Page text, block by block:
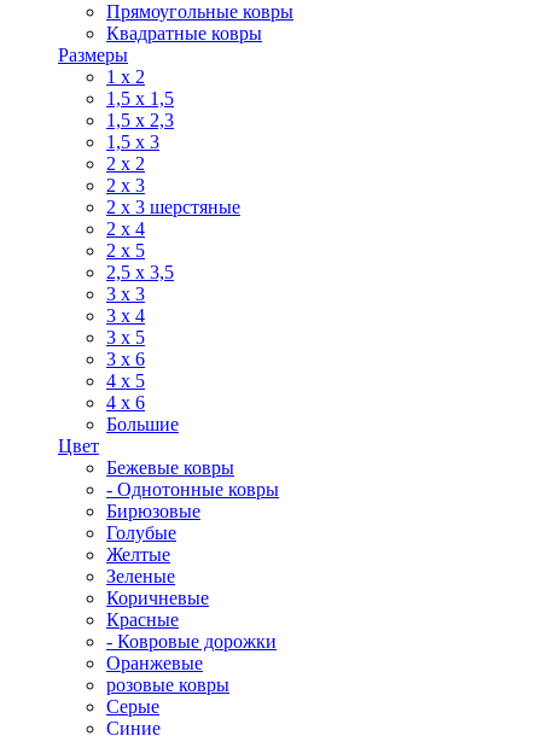
Прямоугольные ковры
Квадратные ковры
Размеры
1 х 2
1,5 х 1,5
1,5 х 2,3
1,5 х 3
2 х 2
2 х 3
2 х 3 шерстяные
2 х 4
2 х 5
2,5 х 3,5
3 х 3
3 х 4
3 х 5
3 х 6
4 х 5
4 х 6
Большие
Цвет
Бежевые ковры
- Однотонные ковры
Бирюзовые
Голубые
Желтые
Зеленые
Коричневые
Красные
- Ковровые дорожки
Оранжевые
розовые ковры
Серые
Синие